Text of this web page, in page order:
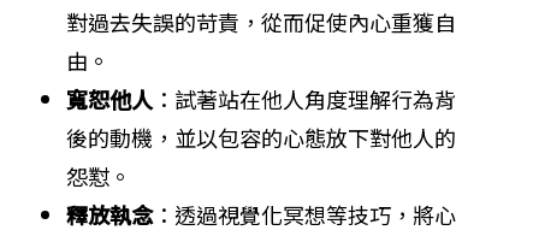
對過去失誤的苛責，從而促使內心重獲自
由。
寬恕他人 ：試著站在他人角度理解行為背
後的動機，並以包容的心態放下對他人的
怨懟。
釋放執念：透過視覺化冥想等技巧，將心